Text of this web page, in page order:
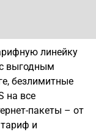
линейку
выгодным
безлимитные
на все
пакеты – от
и